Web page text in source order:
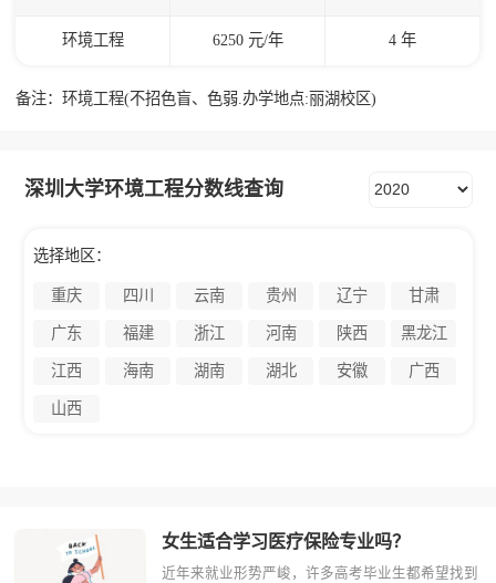
环境工程 6250 元/年 4 年
备注：环境工程(不招色盲、色弱.办学地点:丽湖校区)
深圳大学环境工程分数线查询
选择地区：
重庆 四川 云南 贵州 辽宁 甘肃
广东 福建 浙江 河南 陕西 黑龙江
江西 海南 湖南 湖北 安徽 广西
山西
女生适合学习医疗保险专业吗？
近年来就业形势严峻，许多高考毕业生都希望找到